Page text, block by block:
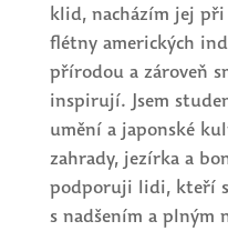
klid, nacházím jej
flétny amerických
přírodou a zároveň
inspirují. Jsem
umění a japonské
zahrady, jezírka a
podporuji lidi, kteří
s nadšením a plným